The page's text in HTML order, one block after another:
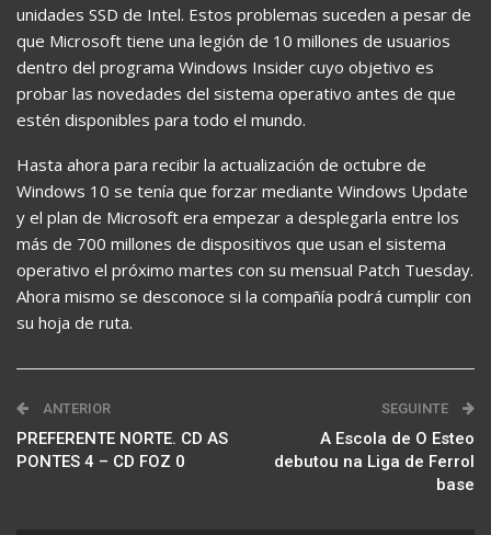
unidades SSD de Intel. Estos problemas suceden a pesar de
que Microsoft tiene una legión de 10 millones de usuarios
dentro del programa Windows Insider cuyo objetivo es
probar las novedades del sistema operativo antes de que
estén disponibles para todo el mundo.
Hasta ahora para recibir la actualización de octubre de
Windows 10 se tenía que forzar mediante Windows Update
y el plan de Microsoft era empezar a desplegarla entre los
más de 700 millones de dispositivos que usan el sistema
operativo el próximo martes con su mensual Patch Tuesday.
Ahora mismo se desconoce si la compañía podrá cumplir con
su hoja de ruta.
ANTERIOR
PREFERENTE NORTE. CD AS
PONTES 4 – CD FOZ 0
SEGUINTE
A Escola de O Esteo
debutou na Liga de Ferrol
base